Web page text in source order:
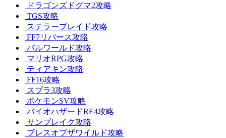
ドラゴンズドグマ2攻略
TGS攻略
ステラーブレイド攻略
FF7リバース攻略
パルワールド攻略
マリオRPG攻略
ティアキン攻略
FF16攻略
スプラ3攻略
ポケモンSV攻略
バイオハザードRE4攻略
サンブレイク攻略
ブレスオブザワイルド攻略